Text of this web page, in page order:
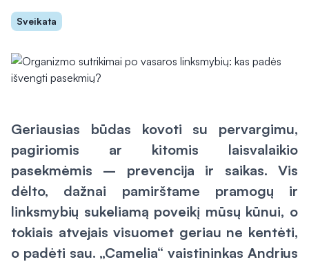
Sveikata
Geriausias būdas kovoti su pervargimu,
pagiriomis ar kitomis laisvalaikio
pasekmėmis – prevencija ir saikas. Vis
dėlto, dažnai pamirštame pramogų ir
linksmybių sukeliamą poveikį mūsų kūnui, o
tokiais atvejais visuomet geriau ne kentėti,
o padėti sau. „Camelia“ vaistininkas Andrius